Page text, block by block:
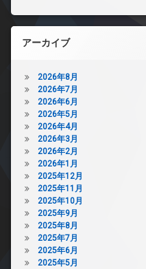
アーカイブ
2026年8月
2026年7月
2026年6月
2026年5月
2026年4月
2026年3月
2026年2月
2026年1月
2025年12月
2025年11月
2025年10月
2025年9月
2025年8月
2025年7月
2025年6月
2025年5月